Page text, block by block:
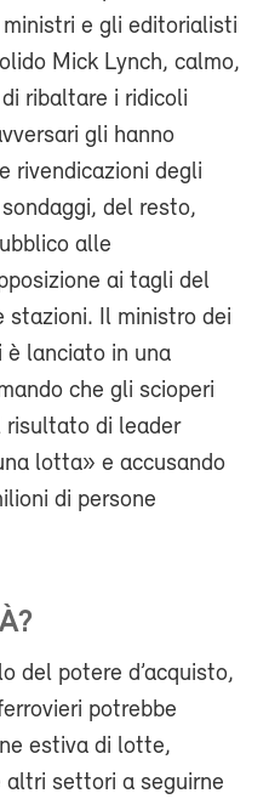
e gli editorialisti
Mick Lynch, calmo,
ribaltare i ridicoli
gli hanno
rivendicazioni degli
del resto,
alle
ai tagli del
stazioni. Il ministro dei
è lanciato in una
che gli scioperi
risultato di leader
lotta» e accusando
di persone
del potere d’acquisto,
potrebbe
estiva di lotte,
settori a seguirne